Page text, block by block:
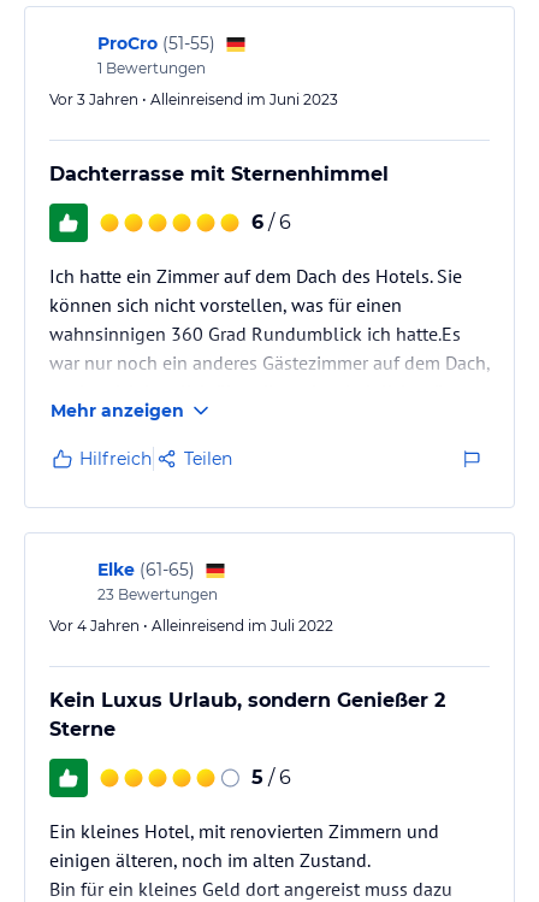
ProCro (51-55)
1 Bewertungen
Vor 3 Jahren • Alleinreisend im Juni 2023
Dachterrasse mit Sternenhimmel
6 / 6
Ich hatte ein Zimmer auf dem Dach des Hotels. Sie
können sich nicht vorstellen, was für einen
wahnsinnigen 360 Grad Rundumblick ich hatte.Es
war nur noch ein anderes Gästezimmer auf dem Dach,
Dachterrasse auf der Insel verfügte (ca. 150qm).
Wenn ich abends aus der Zimmertür trat, war da nur
eine Meeresbrise und der Sternenhimmel über mir.
Da ich als Einziger den Zugangsschlüssel zur
Dachterrasse und somit zu meinem Zimmer besaß,
fühlte ich mich da oben so…
Mehr anzeigen
Hilfreich Teilen
Elke (61-65)
23 Bewertungen
Vor 4 Jahren • Alleinreisend im Juli 2022
Kein Luxus Urlaub, sondern Genießer 2
Sterne
5 / 6
Ein kleines Hotel, mit renovierten Zimmern und
einigen älteren, noch im alten Zustand.
Bin für ein kleines Geld dort angereist muss dazu